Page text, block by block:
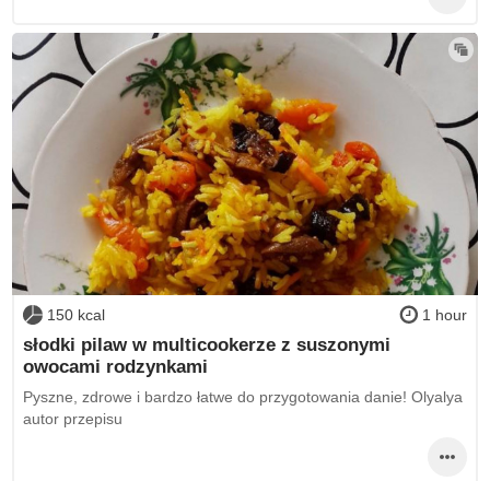
150 kcal 1 hour
słodki pilaw w multicookerze z suszonymi
owocami rodzynkami
Pyszne, zdrowe i bardzo łatwe do przygotowania danie! Olyalya
autor przepisu